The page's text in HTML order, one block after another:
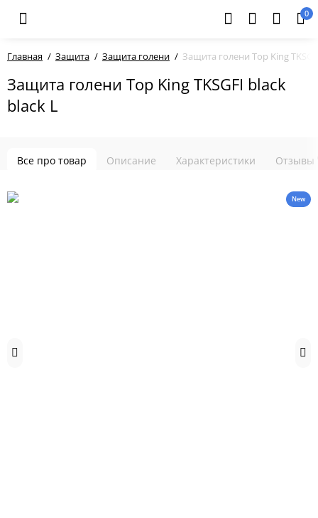
0
Главная Защита Защита голени Защита голени Top King
Защита голени Top King TKSGFI black
black L
Все про товар Описание Характеристики Отзывы
New